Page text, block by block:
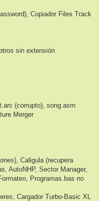
Copiador Files Track
sin extensión
(corrupto), song.asm
Merger
Caligula (recupera
AutoNHP, Sector Manager,
Programas.bas no
Cargador Turbo-Basic XL